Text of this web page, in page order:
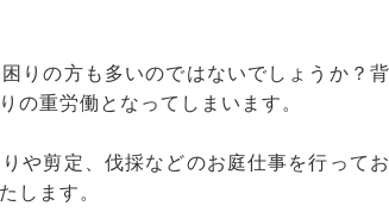
りの方も多いのではないでしょうか？
の重労働となってしまいます。
や剪定、伐採などのお庭仕事を行って
します。